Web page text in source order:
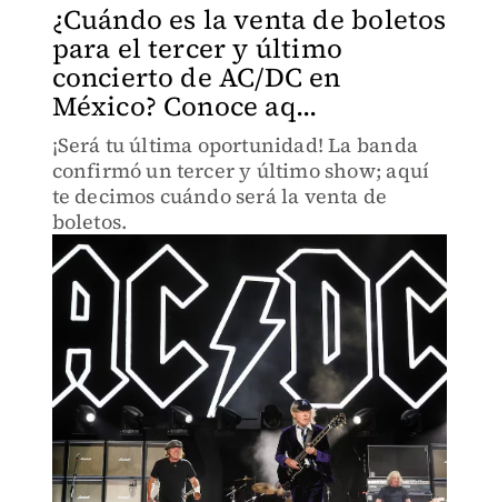
¿Cuándo es la venta de boletos
para el tercer y último
concierto de AC/DC en
México? Conoce aq...
¡Será tu última oportunidad! La banda
confirmó un tercer y último show; aquí
te decimos cuándo será la venta de
boletos.